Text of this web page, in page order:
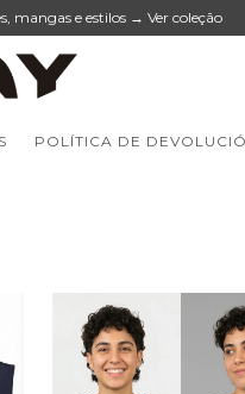
mangas e estilos → Ver coleção
POLÍTICA DE